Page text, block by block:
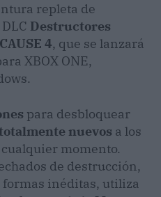
repleta de
Destructores
4, que se lanzará
XBOX ONE,
para desbloquear
nuevos a los
momento.
de destrucción,
inéditas, utiliza